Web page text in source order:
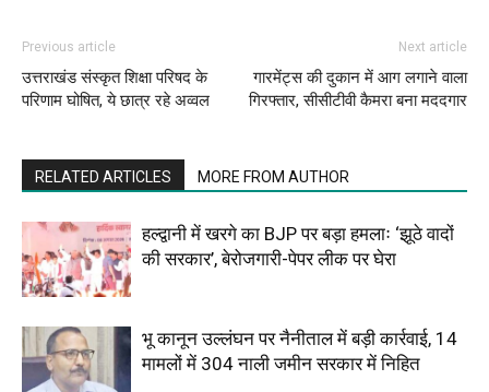
Previous article
उत्तराखंड संस्कृत शिक्षा परिषद के
परिणाम घोषित, ये छात्र रहे अव्वल
Next article
गारमेंट्स की दुकान में आग लगाने वाला
गिरफ्तार, सीसीटीवी कैमरा बना मददगार
RELATED ARTICLES MORE FROM AUTHOR
हल्द्वानी में खरगे का BJP पर बड़ा हमलाः ‘झूठे वादों
की सरकार’, बेरोजगारी-पेपर लीक पर घेरा
भू कानून उल्लंघन पर नैनीताल में बड़ी कार्रवाई, 14
मामलों में 304 नाली जमीन सरकार में निहित